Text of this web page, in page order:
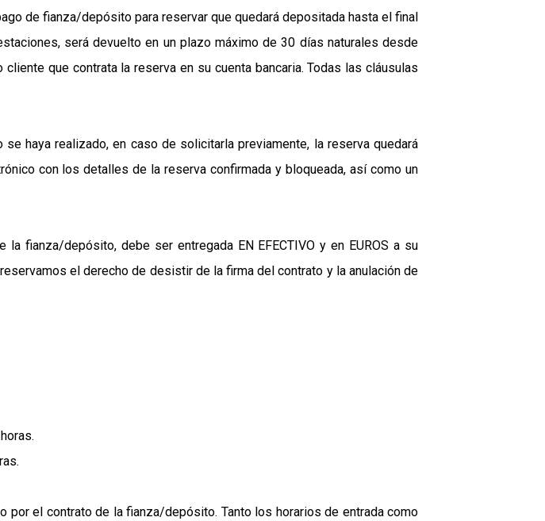
de fianza/depósito para reservar que quedará depositada hasta el final
será devuelto en un plazo máximo de 30 días naturales desde
que contrata la reserva en su cuenta bancaria. Todas las cláusulas
haya realizado, en caso de solicitarla previamente, la reserva quedará
con los detalles de la reserva confirmada y bloqueada, así como un
fianza/depósito, debe ser entregada EN EFECTIVO y en EUROS a su
el derecho de desistir de la firma del contrato y la anulación de
horas.
el contrato de la fianza/depósito. Tanto los horarios de entrada como